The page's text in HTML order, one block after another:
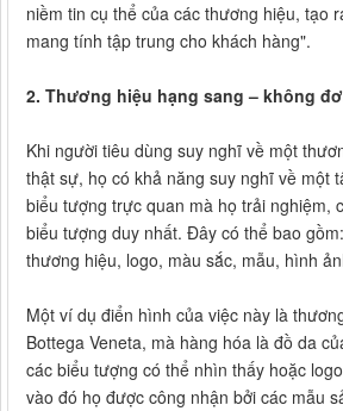
niềm tin cụ thể của các thương hiệu, tạo
mang tính tập trung cho khách hàng".
2. Thương hiệu hạng sang – không
Khi người tiêu dùng suy nghĩ về một
thật sự, họ có khả năng suy nghĩ về một
biểu tượng trực quan mà họ trải nghiệm,
biểu tượng duy nhất. Đây có thể bao
thương hiệu, logo, màu sắc, mẫu, hình
Một ví dụ điển hình của việc này là
Bottega Veneta, mà hàng hóa là đồ da
các biểu tượng có thể nhìn thấy hoặc
vào đó họ được công nhận bởi các mẫu